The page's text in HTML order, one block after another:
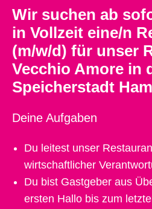
Wir suchen ab
in Vollzeit eine/n
(m/w/d) für unser
Vecchio Amore in
Speicherstadt
Deine Aufgaben
Du leitest unser
wirtschaftlicher
Du bist Gastgeber aus
ersten Hallo bis zum